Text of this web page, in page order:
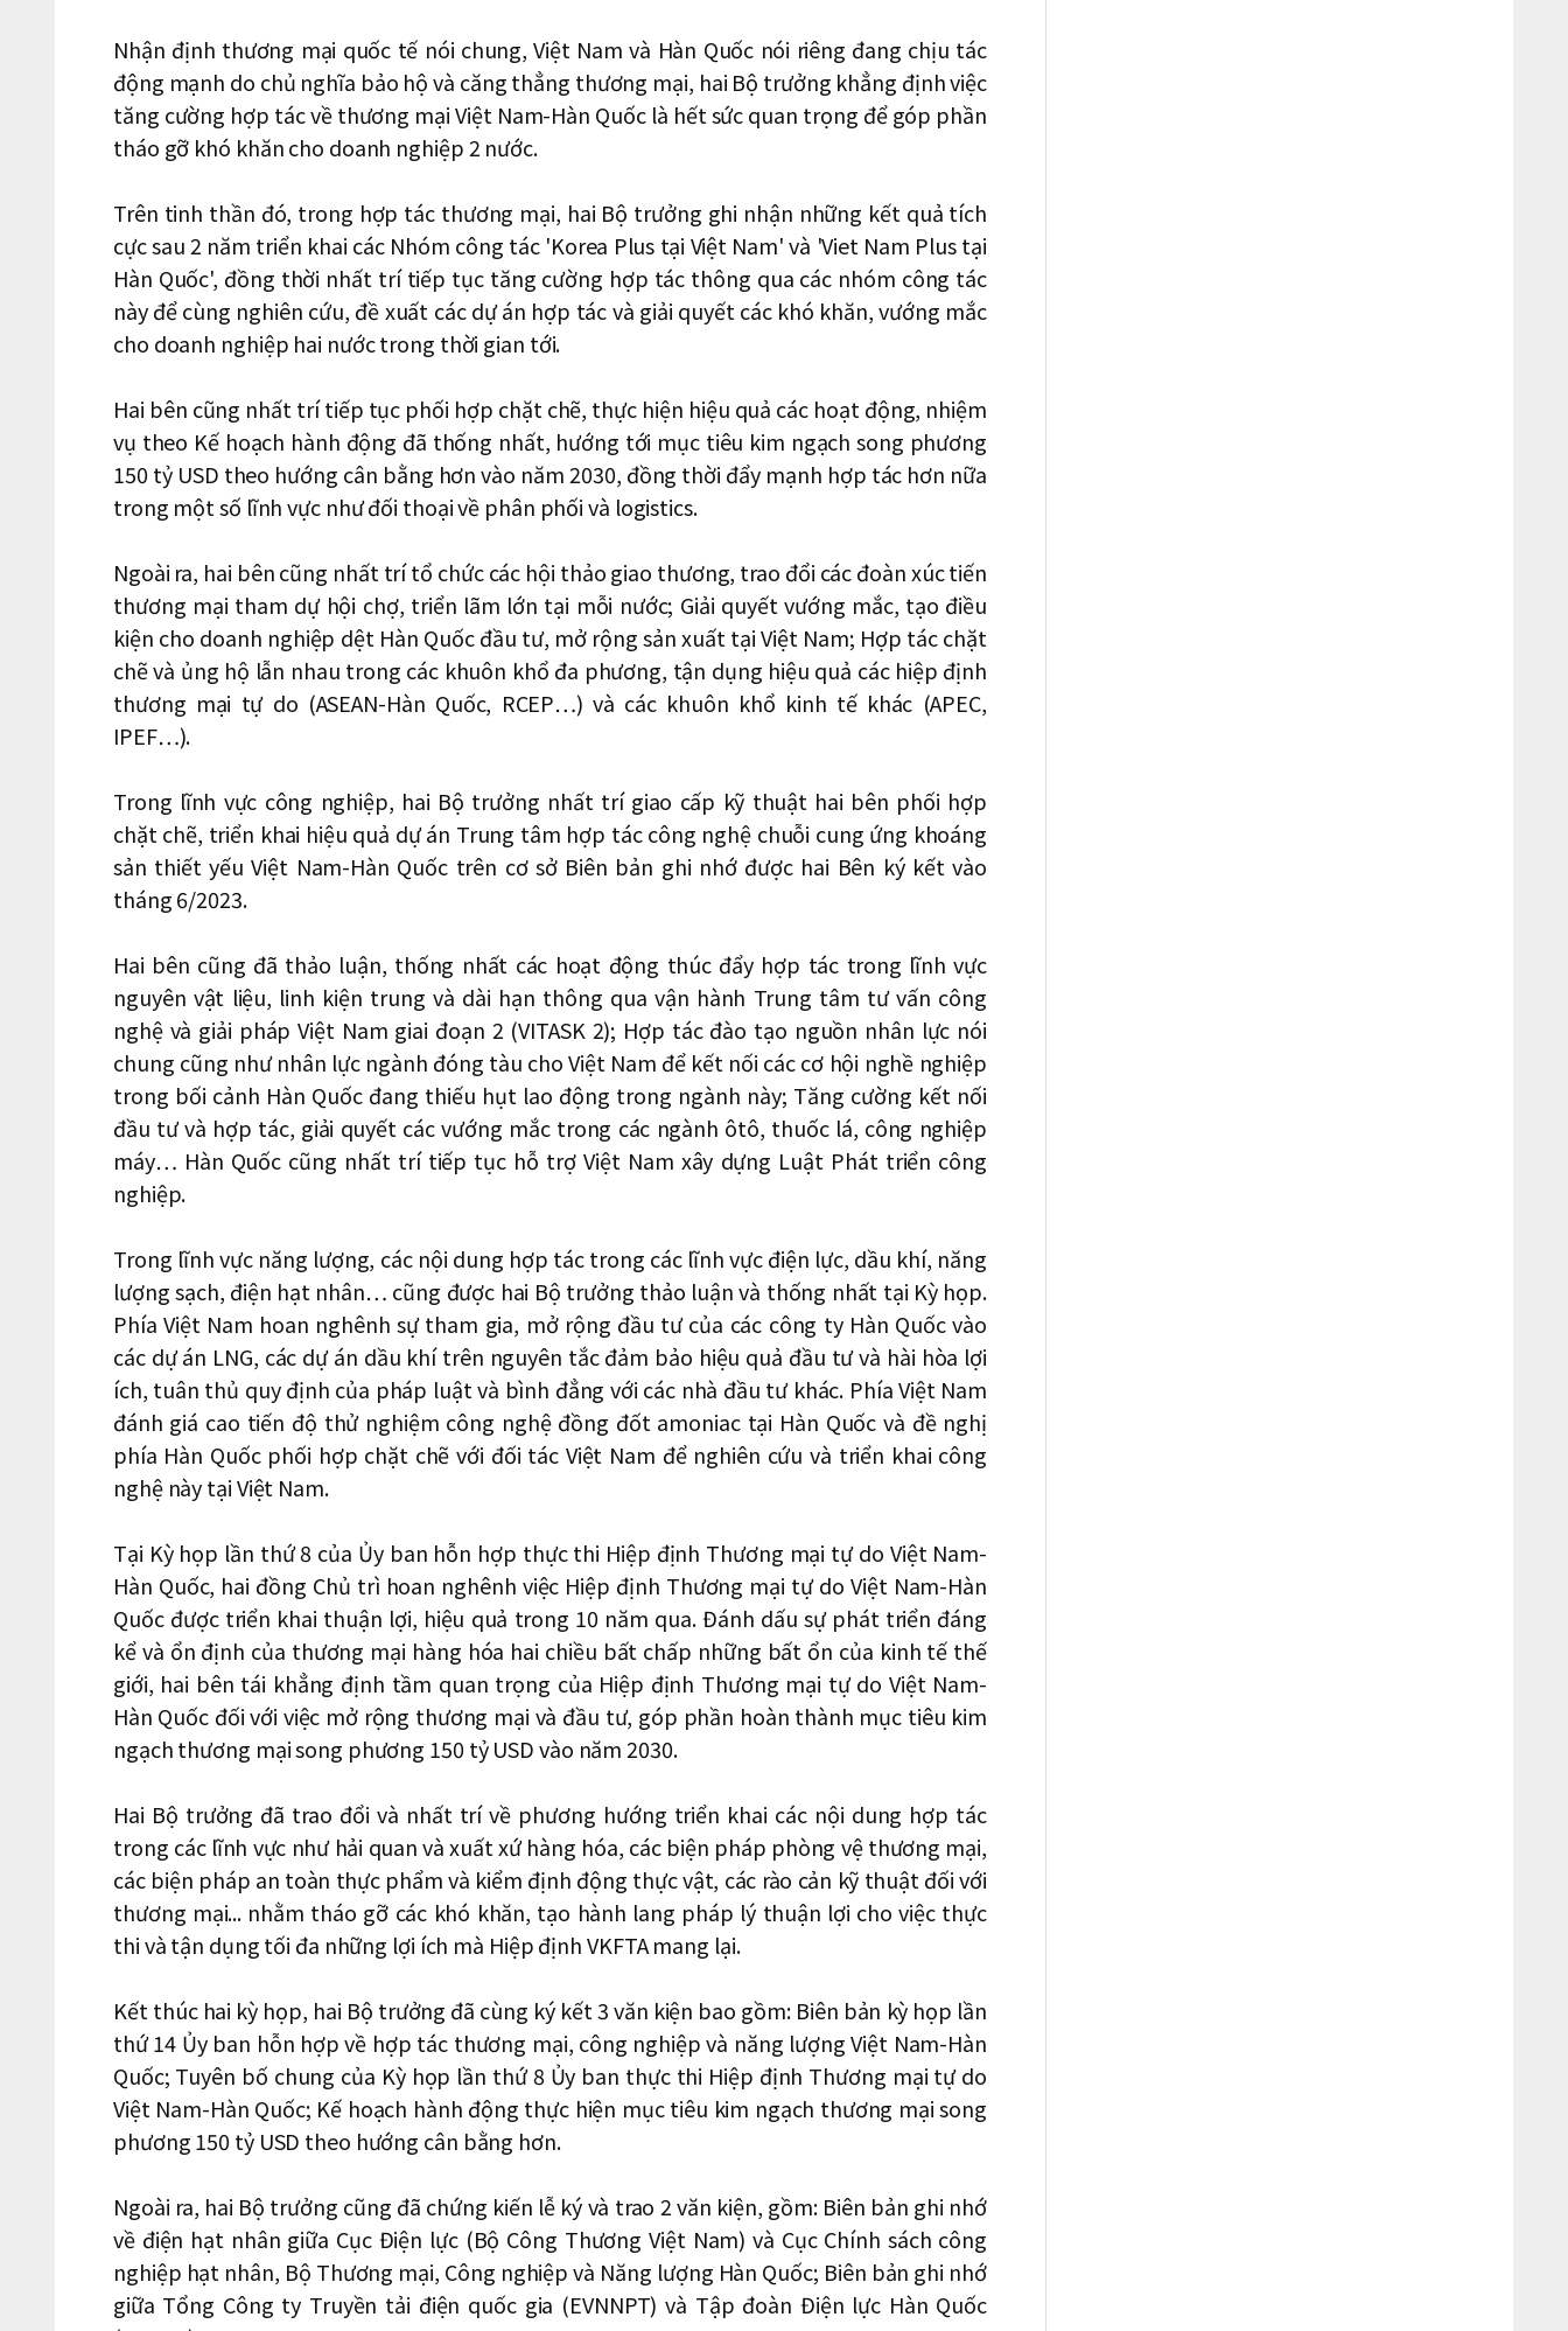
Nhận định thương mại quốc tế nói chung, Việt Nam và Hàn Quốc nói riêng đang chịu tác
động mạnh do chủ nghĩa bảo hộ và căng thẳng thương mại, hai Bộ trưởng khẳng định việc
tăng cường hợp tác về thương mại Việt Nam-Hàn Quốc là hết sức quan trọng để góp phần
tháo gỡ khó khăn cho doanh nghiệp 2 nước.
Trên tinh thần đó, trong hợp tác thương mại, hai Bộ trưởng ghi nhận những kết quả tích
cực sau 2 năm triển khai các Nhóm công tác 'Korea Plus tại Việt Nam' và 'Viet Nam Plus tại
Hàn Quốc', đồng thời nhất trí tiếp tục tăng cường hợp tác thông qua các nhóm công tác
này để cùng nghiên cứu, đề xuất các dự án hợp tác và giải quyết các khó khăn, vướng mắc
cho doanh nghiệp hai nước trong thời gian tới.
Hai bên cũng nhất trí tiếp tục phối hợp chặt chẽ, thực hiện hiệu quả các hoạt động, nhiệm
vụ theo Kế hoạch hành động đã thống nhất, hướng tới mục tiêu kim ngạch song phương
150 tỷ USD theo hướng cân bằng hơn vào năm 2030, đồng thời đẩy mạnh hợp tác hơn nữa
trong một số lĩnh vực như đối thoại về phân phối và logistics.
Ngoài ra, hai bên cũng nhất trí tổ chức các hội thảo giao thương, trao đổi các đoàn xúc tiến
thương mại tham dự hội chợ, triển lãm lớn tại mỗi nước; Giải quyết vướng mắc, tạo điều
kiện cho doanh nghiệp dệt Hàn Quốc đầu tư, mở rộng sản xuất tại Việt Nam; Hợp tác chặt
chẽ và ủng hộ lẫn nhau trong các khuôn khổ đa phương, tận dụng hiệu quả các hiệp định
thương mại tự do (ASEAN-Hàn Quốc, RCEP…) và các khuôn khổ kinh tế khác (APEC,
IPEF…).
Trong lĩnh vực công nghiệp, hai Bộ trưởng nhất trí giao cấp kỹ thuật hai bên phối hợp
chặt chẽ, triển khai hiệu quả dự án Trung tâm hợp tác công nghệ chuỗi cung ứng khoáng
sản thiết yếu Việt Nam-Hàn Quốc trên cơ sở Biên bản ghi nhớ được hai Bên ký kết vào
tháng 6/2023.
Hai bên cũng đã thảo luận, thống nhất các hoạt động thúc đẩy hợp tác trong lĩnh vực
nguyên vật liệu, linh kiện trung và dài hạn thông qua vận hành Trung tâm tư vấn công
nghệ và giải pháp Việt Nam giai đoạn 2 (VITASK 2); Hợp tác đào tạo nguồn nhân lực nói
chung cũng như nhân lực ngành đóng tàu cho Việt Nam để kết nối các cơ hội nghề nghiệp
trong bối cảnh Hàn Quốc đang thiếu hụt lao động trong ngành này; Tăng cường kết nối
đầu tư và hợp tác, giải quyết các vướng mắc trong các ngành ôtô, thuốc lá, công nghiệp
máy… Hàn Quốc cũng nhất trí tiếp tục hỗ trợ Việt Nam xây dựng Luật Phát triển công
nghiệp.
Trong lĩnh vực năng lượng, các nội dung hợp tác trong các lĩnh vực điện lực, dầu khí, năng
lượng sạch, điện hạt nhân… cũng được hai Bộ trưởng thảo luận và thống nhất tại Kỳ họp.
Phía Việt Nam hoan nghênh sự tham gia, mở rộng đầu tư của các công ty Hàn Quốc vào
các dự án LNG, các dự án dầu khí trên nguyên tắc đảm bảo hiệu quả đầu tư và hài hòa lợi
ích, tuân thủ quy định của pháp luật và bình đẳng với các nhà đầu tư khác. Phía Việt Nam
đánh giá cao tiến độ thử nghiệm công nghệ đồng đốt amoniac tại Hàn Quốc và đề nghị
phía Hàn Quốc phối hợp chặt chẽ với đối tác Việt Nam để nghiên cứu và triển khai công
nghệ này tại Việt Nam.
Tại Kỳ họp lần thứ 8 của Ủy ban hỗn hợp thực thi Hiệp định Thương mại tự do Việt Nam-
Hàn Quốc, hai đồng Chủ trì hoan nghênh việc Hiệp định Thương mại tự do Việt Nam-Hàn
Quốc được triển khai thuận lợi, hiệu quả trong 10 năm qua. Đánh dấu sự phát triển đáng
kể và ổn định của thương mại hàng hóa hai chiều bất chấp những bất ổn của kinh tế thế
giới, hai bên tái khẳng định tầm quan trọng của Hiệp định Thương mại tự do Việt Nam-
Hàn Quốc đối với việc mở rộng thương mại và đầu tư, góp phần hoàn thành mục tiêu kim
ngạch thương mại song phương 150 tỷ USD vào năm 2030.
Hai Bộ trưởng đã trao đổi và nhất trí về phương hướng triển khai các nội dung hợp tác
trong các lĩnh vực như hải quan và xuất xứ hàng hóa, các biện pháp phòng vệ thương mại,
các biện pháp an toàn thực phẩm và kiểm định động thực vật, các rào cản kỹ thuật đối với
thương mại... nhằm tháo gỡ các khó khăn, tạo hành lang pháp lý thuận lợi cho việc thực
thi và tận dụng tối đa những lợi ích mà Hiệp định VKFTA mang lại.
Kết thúc hai kỳ họp, hai Bộ trưởng đã cùng ký kết 3 văn kiện bao gồm: Biên bản kỳ họp lần
thứ 14 Ủy ban hỗn hợp về hợp tác thương mại, công nghiệp và năng lượng Việt Nam-Hàn
Quốc; Tuyên bố chung của Kỳ họp lần thứ 8 Ủy ban thực thi Hiệp định Thương mại tự do
Việt Nam-Hàn Quốc; Kế hoạch hành động thực hiện mục tiêu kim ngạch thương mại song
phương 150 tỷ USD theo hướng cân bằng hơn.
Ngoài ra, hai Bộ trưởng cũng đã chứng kiến lễ ký và trao 2 văn kiện, gồm: Biên bản ghi nhớ
về điện hạt nhân giữa Cục Điện lực (Bộ Công Thương Việt Nam) và Cục Chính sách công
nghiệp hạt nhân, Bộ Thương mại, Công nghiệp và Năng lượng Hàn Quốc; Biên bản ghi nhớ
giữa Tổng Công ty Truyền tải điện quốc gia (EVNNPT) và Tập đoàn Điện lực Hàn Quốc